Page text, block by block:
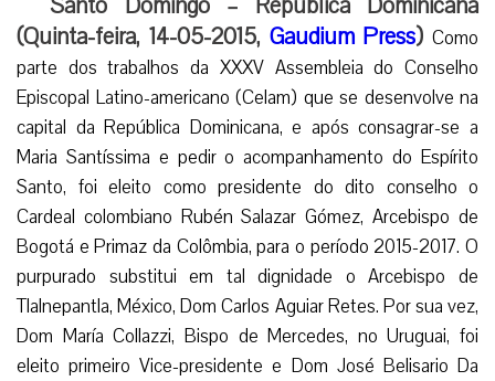
(Quinta-feira, 14-05-2015, Gaudium Press) Como
parte dos trabalhos da XXXV Assembleia do Conselho
Episcopal Latino-americano (Celam) que se desenvolve na
capital da República Dominicana, e após consagrar-se a
Maria Santíssima e pedir o acompanhamento do Espírito
Santo, foi eleito como presidente do dito conselho o
Cardeal colombiano Rubén Salazar Gómez, Arcebispo de
Bogotá e Primaz da Colômbia, para o período 2015-2017. O
purpurado substitui em tal dignidade o Arcebispo de
Tlalnepantla, México, Dom Carlos Aguiar Retes. Por sua vez,
Dom María Collazzi, Bispo de Mercedes, no Uruguai, foi
eleito primeiro Vice-presidente e Dom José Belisario Da